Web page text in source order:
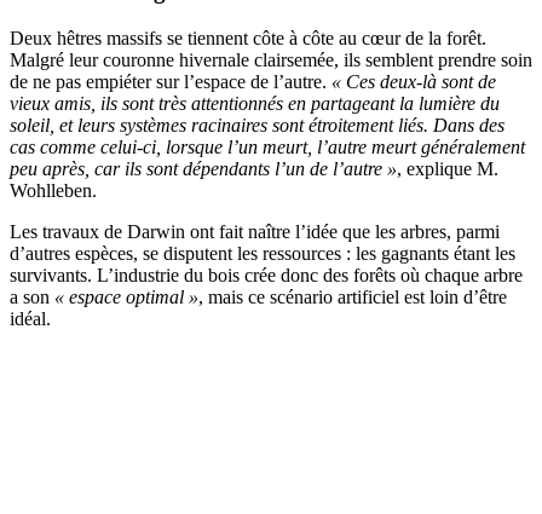
Deux hêtres massifs se tiennent côte à côte au cœur de la forêt.
Malgré leur couronne hivernale clairsemée, ils semblent prendre soin
de ne pas empiéter sur l’espace de l’autre. « Ces deux-là sont de
vieux amis, ils sont très attentionnés en partageant la lumière du
soleil, et leurs systèmes racinaires sont étroitement liés. Dans des
cas comme celui-ci, lorsque l’un meurt, l’autre meurt généralement
peu après, car ils sont dépendants l’un de l’autre », explique M.
Wohlleben.
Les travaux de Darwin ont fait naître l’idée que les arbres, parmi
d’autres espèces, se disputent les ressources : les gagnants étant les
survivants. L’industrie du bois crée donc des forêts où chaque arbre
a son « espace optimal », mais ce scénario artificiel est loin d’être
idéal.